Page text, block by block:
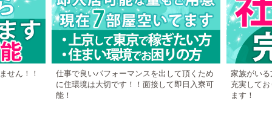
【想定年収】
店長：2,000万円～3,000万円
幹部：1,000万円以上
成果と責任に応じて正当に評価されるポジションです。
━━━━━━━━━━
■ 店舗スタッフ（正社員）
せん！！
仕事で良いパフォーマンスを出して頂くため
に住環境は大切です！！面接して即日入寮可
能！
家族がい
充実して
ます！